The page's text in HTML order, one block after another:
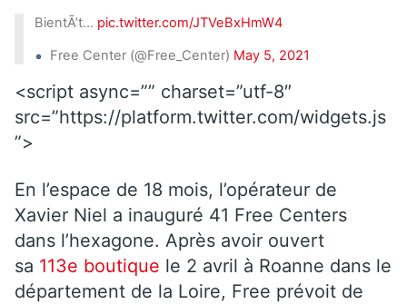
BientÃ’t… pic.twitter.com/JTVeBxHmW4
Free Center (@Free_Center) May 5, 2021
<script async=”” charset=”utf-8″
src=”https://platform.twitter.com/widgets.js
”>
En l’espace de 18 mois, l’opérateur de
Xavier Niel a inauguré 41 Free Centers
dans l’hexagone. Après avoir ouvert
sa 113e boutique le 2 avril à Roanne dans le
département de la Loire, Free prévoit de